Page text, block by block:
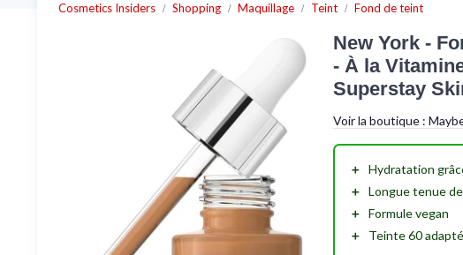
Cosmetics Insiders Shopping Maquillage Teint Fond de teint
New York -
- À la
Superstay
Voir la boutique :
＋ Hydratation
＋ Longue tenuede
＋ Formule vegan
＋
Teinte 60